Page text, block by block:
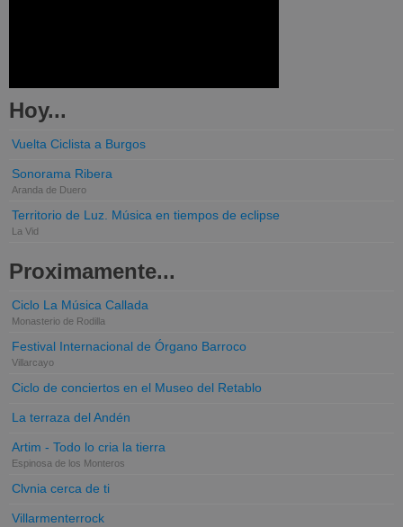
Hoy...
Vuelta Ciclista a Burgos
Sonorama Ribera
Aranda de Duero
Territorio de Luz. Música en tiempos de eclipse
La Vid
Proximamente...
Ciclo La Música Callada
Monasterio de Rodilla
Festival Internacional de Órgano Barroco
Villarcayo
Ciclo de conciertos en el Museo del Retablo
La terraza del Andén
Artim - Todo lo cria la tierra
Espinosa de los Monteros
Clvnia cerca de ti
Villarmenterrock